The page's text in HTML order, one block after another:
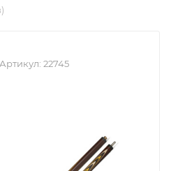
Артикул: 22745